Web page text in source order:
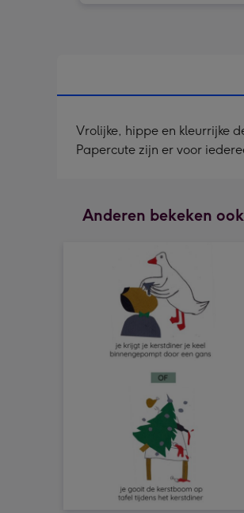
Vrolijke, hippe en kleurrijke
Papercute zijn er voor
Anderen bekeken ook